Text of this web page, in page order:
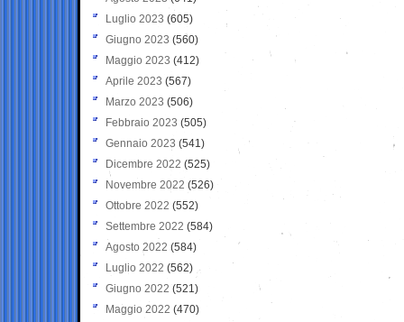
Luglio 2023 (605)
Giugno 2023 (560)
Maggio 2023 (412)
Aprile 2023 (567)
Marzo 2023 (506)
Febbraio 2023 (505)
Gennaio 2023 (541)
Dicembre 2022 (525)
Novembre 2022 (526)
Ottobre 2022 (552)
Settembre 2022 (584)
Agosto 2022 (584)
Luglio 2022 (562)
Giugno 2022 (521)
Maggio 2022 (470)